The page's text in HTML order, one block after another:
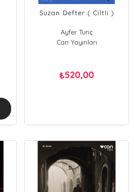
Suzan Defter ( Ciltli )
Ayfer Tunç
Can Yayınları
₺520,00